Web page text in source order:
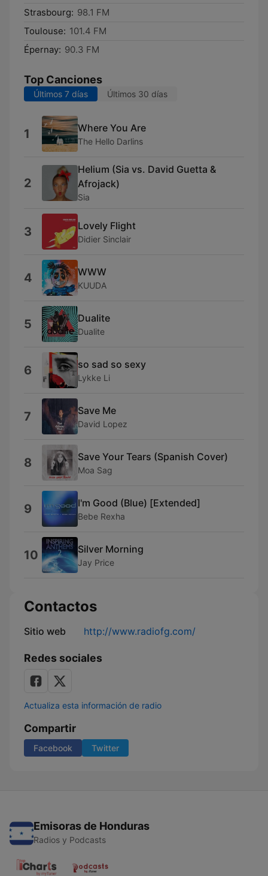
Strasbourg: 98.1 FM
Toulouse: 101.4 FM
Épernay: 90.3 FM
Top Canciones
Últimos 7 días Últimos 30 días
1 Where You Are
The Hello Darlins
2
Helium (Sia vs. David Guetta &
Afrojack)
Sia
3 Lovely Flight
Didier Sinclair
4 WWW
KUUDA
5 Dualite
Dualite
6 so sad so sexy
Lykke Li
7 Save Me
David Lopez
8 Save Your Tears (Spanish Cover)
Moa Sag
9 I'm Good (Blue) [Extended]
Bebe Rexha
10 Silver Morning
Jay Price
Contactos
Sitio web http://www.radiofg.com/
Redes sociales
Actualiza esta información de radio
Compartir
Facebook Twitter
Emisoras de Honduras
Radios y Podcasts